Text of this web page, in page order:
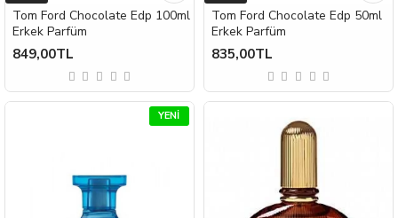
Tom Ford Chocolate Edp 100ml
Erkek Parfüm
849,00TL
Tom Ford Chocolate Edp 50ml
Erkek Parfüm
835,00TL
YENI